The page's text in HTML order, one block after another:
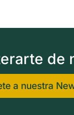
de
a nuestra